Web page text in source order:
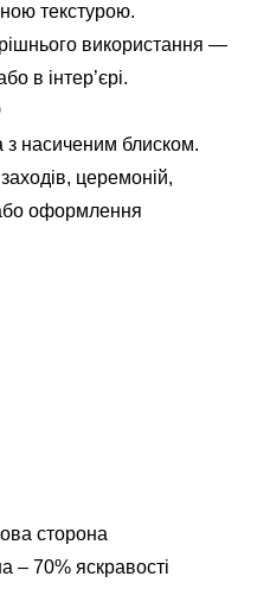
текстурою.
використання —
в інтер’єрі.
з насиченим блиском.
церемоній,
оформлення
сторона
– 70% яскравості